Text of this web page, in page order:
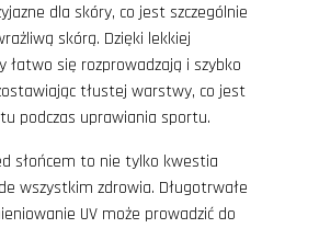
dla skóry, co jest szczególnie
skórą. Dzięki lekkiej
łatwo się rozprowadzają i szybko
tłustej warstwy, co jest
podczas uprawiania sportu.
słońcem to nie tylko kwestia
wszystkim zdrowia. Długotrwałe
UV może prowadzić do